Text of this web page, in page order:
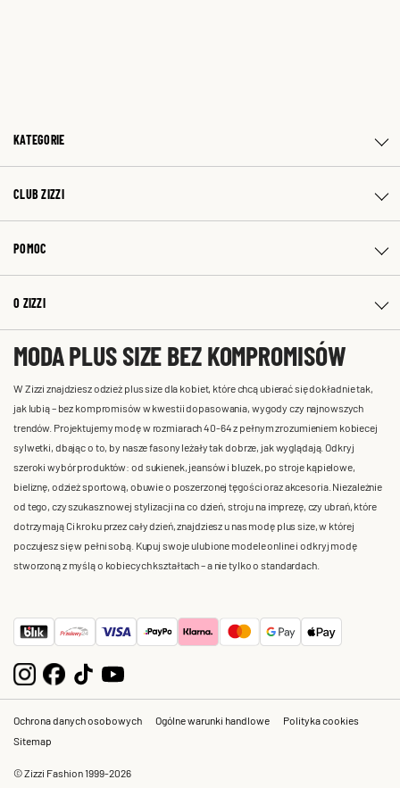
KATEGORIE
CLUB ZIZZI
POMOC
O ZIZZI
MODA PLUS SIZE BEZ KOMPROMISÓW
W Zizzi znajdziesz odzież plus size dla kobiet, które chcą ubierać się dokładnie tak,
jak lubią – bez kompromisów w kwestii dopasowania, wygody czy najnowszych
trendów. Projektujemy modę w rozmiarach 40-64 z pełnym zrozumieniem kobiecej
sylwetki, dbając o to, by nasze fasony leżały tak dobrze, jak wyglądają. Odkryj
szeroki wybór produktów: od sukienek, jeansów i bluzek, po stroje kąpielowe,
bieliznę, odzież sportową, obuwie o poszerzonej tęgości oraz akcesoria. Niezależnie
od tego, czy szukasz nowej stylizacji na co dzień, stroju na imprezę, czy ubrań, które
dotrzymają Ci kroku przez cały dzień, znajdziesz u nas modę plus size, w której
poczujesz się w pełni sobą. Kupuj swoje ulubione modele online i odkryj modę
stworzoną z myślą o kobiecych kształtach – a nie tylko o standardach.
Ochrona danych osobowych Ogólne warunki handlowe
Polityka cookies
Sitemap
© Zizzi Fashion 1999-2026